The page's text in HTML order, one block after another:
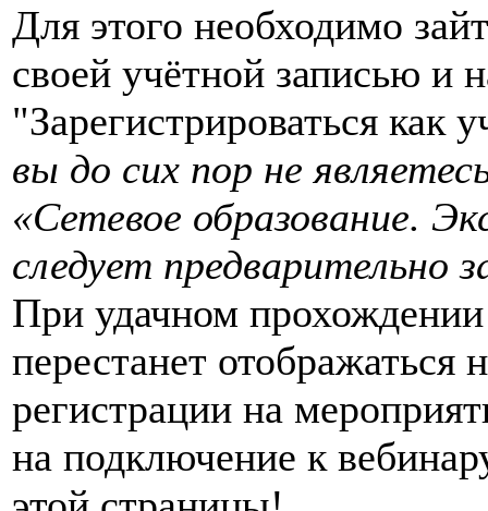
Для этого необходимо
своей учётной записью и
"Зарегистрироваться как
вы до сих пор не
«Сетевое образование.
следует предварительно
При удачном прохождении
перестанет отображаться
регистрации на
на подключение к